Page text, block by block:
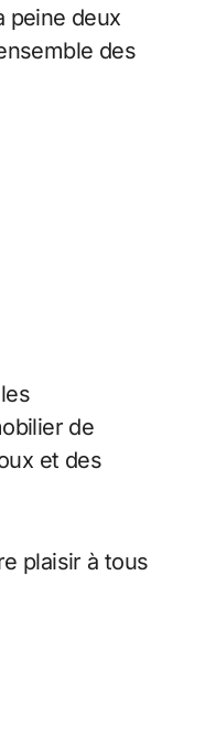
peine deux
des
de
et des
plaisir à tous